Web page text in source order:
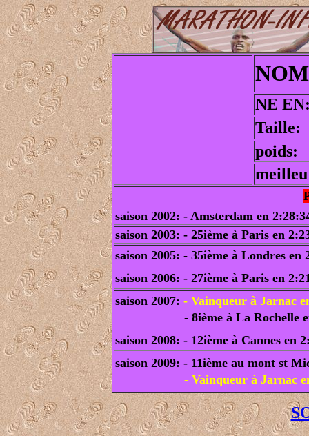
NE
Taille:
poids:
saison 2002: - Amsterdam en
saison 2003: - 25ième à Paris en
saison 2005: - 35ième à Londres en
saison 2006: - 27ième à Paris en
saison 2007: - Vainqueur à Jarnac
- 8ième à La Rochelle
saison 2008: - 12ième à Cannes en
saison 2009: - 11ième au mont st
- Vainqueur à Jarnac